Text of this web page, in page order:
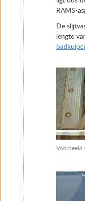
RAMS-
De
lengte
Voorbeeld